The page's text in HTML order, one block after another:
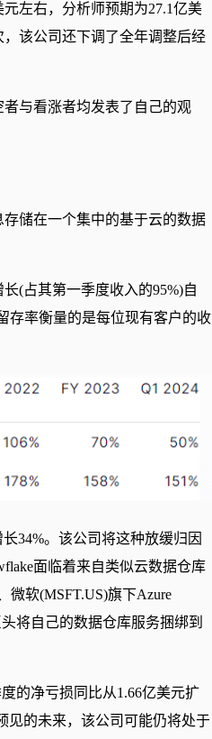
左右，分析师预期为27.1亿美
该公司还下调了全年调整后经
与看涨者均发表了自己的观
储在一个集中的基于云的数据
(占其第一季度收入的95%)自
存率衡量的是每位现有客户的收
34%。该公司将这种放缓归因
面临着来自类似云数据仓库
微软(MSFT.US)旗下Azure
将自己的数据仓库服务捆绑到
的净亏损同比从1.66亿美元扩
见的未来，该公司可能仍将处于